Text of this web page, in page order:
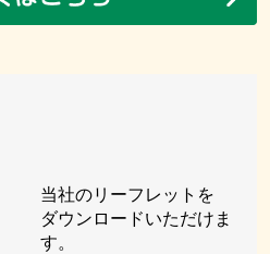
当社のリーフレットを
ダウンロードいただけま
す。